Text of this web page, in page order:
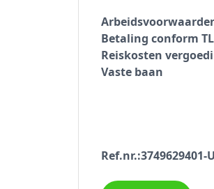
Betaling conform
Reiskosten
Vaste baan
Ref.nr.:3749629401-